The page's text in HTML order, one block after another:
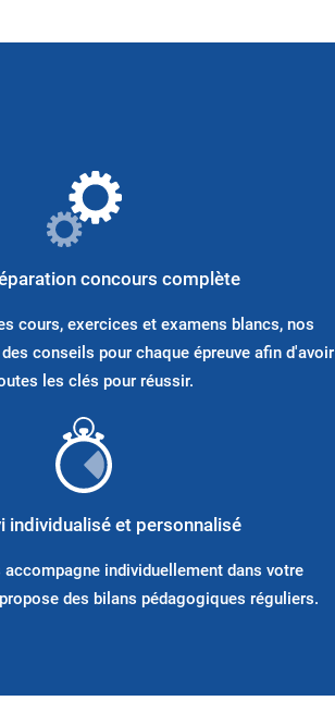
concours complète
cours, exercices et examens blancs, nos
conseils pour chaque épreuve afin d'avoir
les clés pour réussir.
individualisé et personnalisé
accompagne individuellement dans votre
des bilans pédagogiques réguliers.